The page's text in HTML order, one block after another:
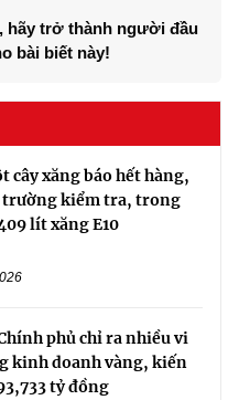
hãy trở thành người đầu
bài biết này!
cây xăng báo hết hàng,
trường kiểm tra, trong
lít xăng E10
phủ chỉ ra nhiều vi
kinh doanh vàng, kiến
tỷ đồng